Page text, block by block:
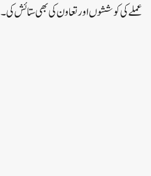
عملے کی کوششوں اور تعاون کی بھی ستائش کی۔